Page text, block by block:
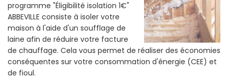
programme "Éligibilité isolation 1€"
ABBEVILLE consiste à isoler votre
maison à l'aide d'un soufflage de
laine afin de réduire votre facture
de chauffage. Cela vous permet de réaliser des économies
conséquentes sur votre consommation d'énergie (CEE) et
de fioul.